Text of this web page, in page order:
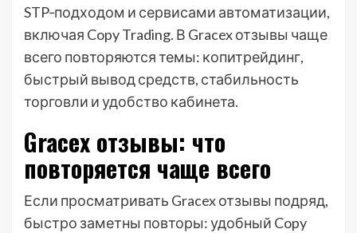
STP‑подходом и сервисами автоматизации,
включая Copy Trading. В Gracex отзывы чаще
всего повторяются темы: копитрейдинг,
быстрый вывод средств, стабильность
торговли и удобство кабинета.
Gracex отзывы: что
повторяется чаще всего
Если просматривать Gracex отзывы подряд,
быстро заметны повторы: удобный Copy